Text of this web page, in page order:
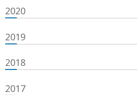
2020
2019
2018
2017